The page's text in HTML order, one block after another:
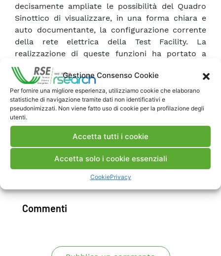
Gestione Consenso Cookie
Per fornire una migliore esperienza, utilizziamo cookie che elaborano
statistiche di navigazione tramite dati non identificativi e
pseudonimizzati. Non viene fatto uso di cookie per la profilazione degli
utenti.
Accetta tutti i cookie
Accetta solo i cookie essenziali
CookiePrivacy
decisamente ampliate le possibilità del Quadro
Sinottico di visualizzare, in una forma chiara e
auto documentante, la configurazione corrente
della rete elettrica della Test Facility. La
realizzazione di queste funzioni ha portato a
cambiare l’impostazione dell’applicazione
software, mutandone architettura e strumenti di
base. Il presente documento descrive le
funzionalità dell’applicazione realizzata, dà le
prescrizioni per la sua installazione, riporta le
indicazioni per il suo utilizzo (Manuale Utente) e
le linee essenziali della struttura
dell’applicazione software.
Scarica Rapporto
Commenti